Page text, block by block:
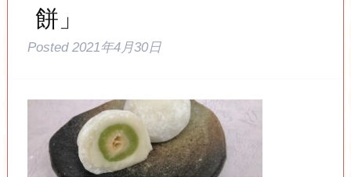
餅」
Posted2021年4月30日